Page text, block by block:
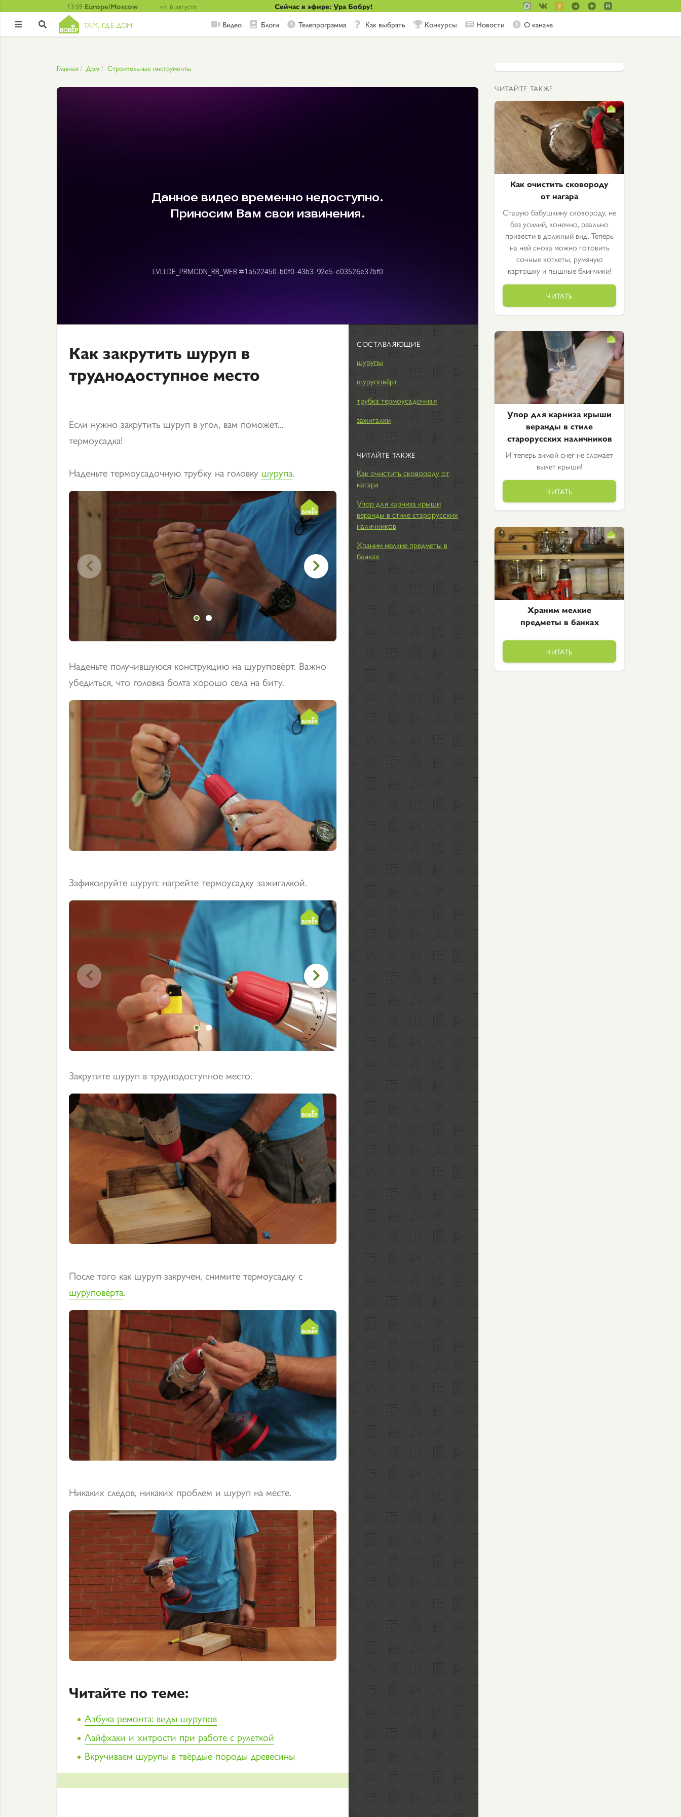
13:59 Europe/Moscow чт, 6 августа Сейчас в эфире: Ура Бобру!
  ТАМ, ГДЕ ДОМ Видео Блоги Телепрограмма Как выбрать Конкурсы Новости О канале
Главная Дом Строительные инструменты
Как закрутить шуруп в
труднодоступное место
Если нужно закрутить шуруп в угол, вам поможет...
термоусадка!
Наденьте термоусадочную трубку на головку шурупа.


Наденьте получившуюся конструкцию на шуруповёрт. Важно
убедиться, что головка болта хорошо села на биту.
Зафиксируйте шуруп: нагрейте термоусадку зажигалкой.


Закрутите шуруп в труднодоступное место.
После того как шуруп закручен, снимите термоусадку с
шуруповёрта.
Никаких следов, никаких проблем и шуруп на месте.
Читайте по теме:
Азбука ремонта: виды шурупов
Лайфхаки и хитрости при работе с рулеткой
Вкручиваем шурупы в твёрдые породы древесины
СОСТАВЛЯЮЩИЕ
шурупы
шуруповёрт
трубка термоусадочная
зажигалки
ЧИТАЙТЕ ТАКЖЕ
Как очистить сковороду от
нагара
Упор для карниза крыши
веранды в стиле старорусских
наличников
Храним мелкие предметы в
банках
ЧИТАЙТЕ ТАКЖЕ
Как очистить сковороду
от нагара
Старую бабушкину сковороду, не
без усилий, конечно, реально
привести в должный вид. Теперь
на ней снова можно готовить
сочные котлеты, румяную
картошку и пышные блинчики!
ЧИТАТЬ
Упор для карниза крыши
веранды в стиле
старорусских наличников
И теперь зимой снег не сломает
вылет крыши!
ЧИТАТЬ
Храним мелкие
предметы в банках
ЧИТАТЬ